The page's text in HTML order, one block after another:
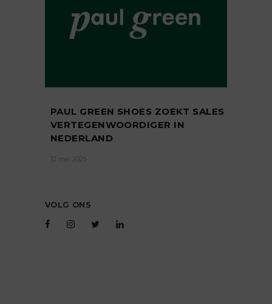
PAUL GREEN SHOES ZOEKT SALES
VERTEGENWOORDIGER IN
NEDERLAND
12 mei 2025
VOLG ONS